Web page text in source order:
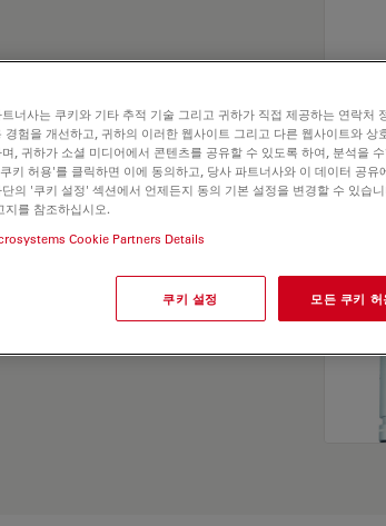
Explore ourObjective
and find the best fit for
너사는 쿠키와 기타 추적 기술 그리고 귀하가 직접 제공하는 연락처
경험을 개선하고, 귀하의 이러한 웹사이트 그리고 다른 웹사이트와 상
, 귀하가 소셜 미디어에서 콘텐츠를 공유할 수 있도록 하여, 분석을
키 허용'를 클릭하면 이에 동의하고, 당사 파트너사와 이 데이터 공
의 '쿠키 설정' 섹션에서 언제든지 동의 기본 설정을 변경할 수 있습
지를 참조하십시오.
Cookie Partners Details
쿠키 설정 모든 쿠키 허